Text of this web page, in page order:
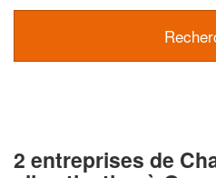
2 entreprises de